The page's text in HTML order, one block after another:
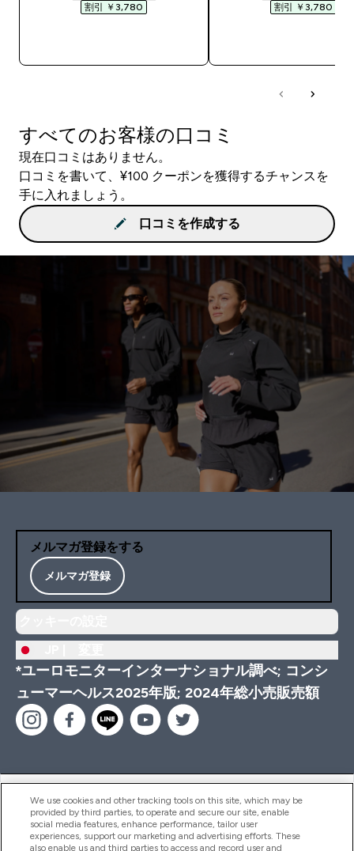
割引 ￥3,780‎
割引 ￥3,780‎
すべてのお客様の口コミ
現在口コミはありません。
口コミを書いて、¥100 クーポンを獲得するチャンスを
手に入れましょう。
口コミを作成する
メルマガ登録をする
メルマガ登録
*ユーロモニターインターナショナル調べ; コンシ
ューマーヘルス2025年版; 2024年総小売販売額
ヘルプ＆ガイド
We use cookies and other tracking tools on this site, which may be
provided by third parties, to operate and secure our site, enable
social media features, enhance performance, tailor user
experiences, support our marketing and advertising efforts. These
also enable us and third parties to access and record user and